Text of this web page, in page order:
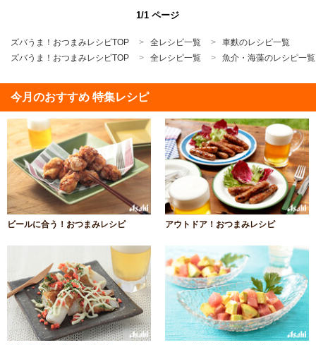
1/1 ページ
ズバうま！おつまみレシピTOP 全レシピ一覧
車麩のレシピ一覧
ズバうま！おつまみレシピTOP
全レシピ一覧 魚介・海藻のレシピ一覧
今月のおすすめ 特集レシピ
ビールに合う！おつまみレシピ アウトドア！おつまみレシピ